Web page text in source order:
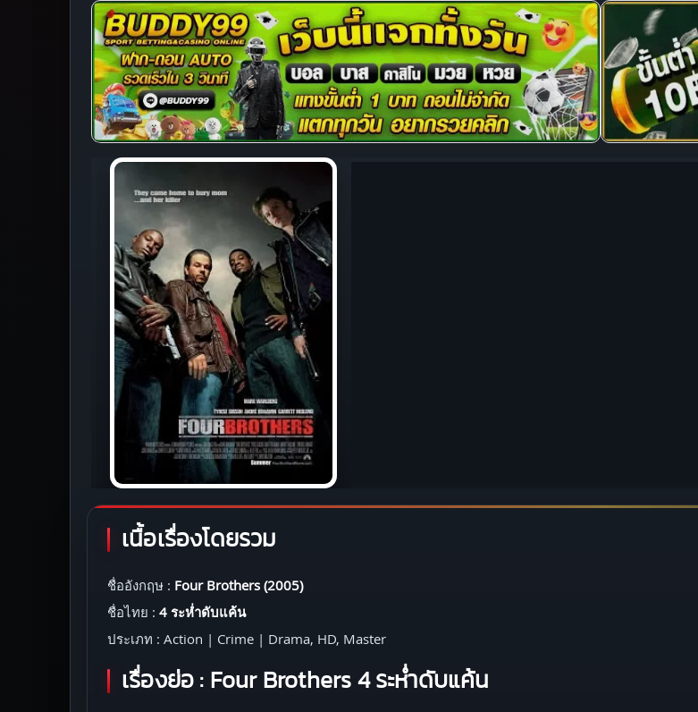
เนื้อเรื่องโดยรวม
ชื่ออังกฤษ : Four Brothers (2005)
ชื่อไทย : 4 ระห่ำดับแค้น
ประเภท : Action | Crime | Drama, HD, Master
เรื่องย่อ : Four Brothers 4 ระห่ำดับแค้น